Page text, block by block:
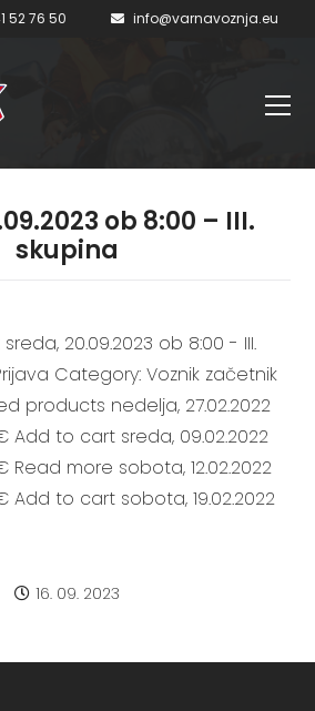
52 76 50 info@varnavoznja.eu
ob 8:00 – III.
skupina
20.09.2023 ob 8:00 - III.
Category: Voznik začetnik
products nedelja, 27.02.2022
Add to cart sreda, 09.02.2022
Read more sobota, 12.02.2022
Add to cart sobota, 19.02.2022
16. 09. 2023